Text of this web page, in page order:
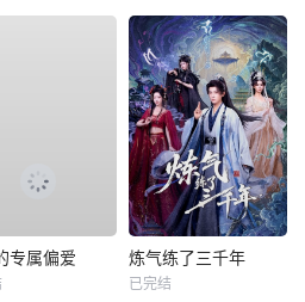
专属偏爱 炼气练了三千年
已完结